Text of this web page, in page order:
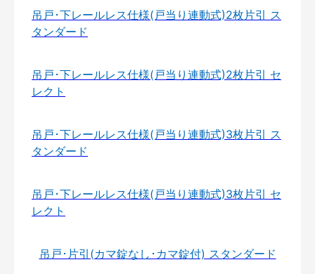
吊戸･下レールレス仕様(戸当り連動式)2枚片引 ス
タンダード
吊戸･下レールレス仕様(戸当り連動式)2枚片引 セ
レクト
吊戸･下レールレス仕様(戸当り連動式)3枚片引 ス
タンダード
吊戸･下レールレス仕様(戸当り連動式)3枚片引 セ
レクト
吊戸･片引(カマ錠なし･カマ錠付) スタンダード